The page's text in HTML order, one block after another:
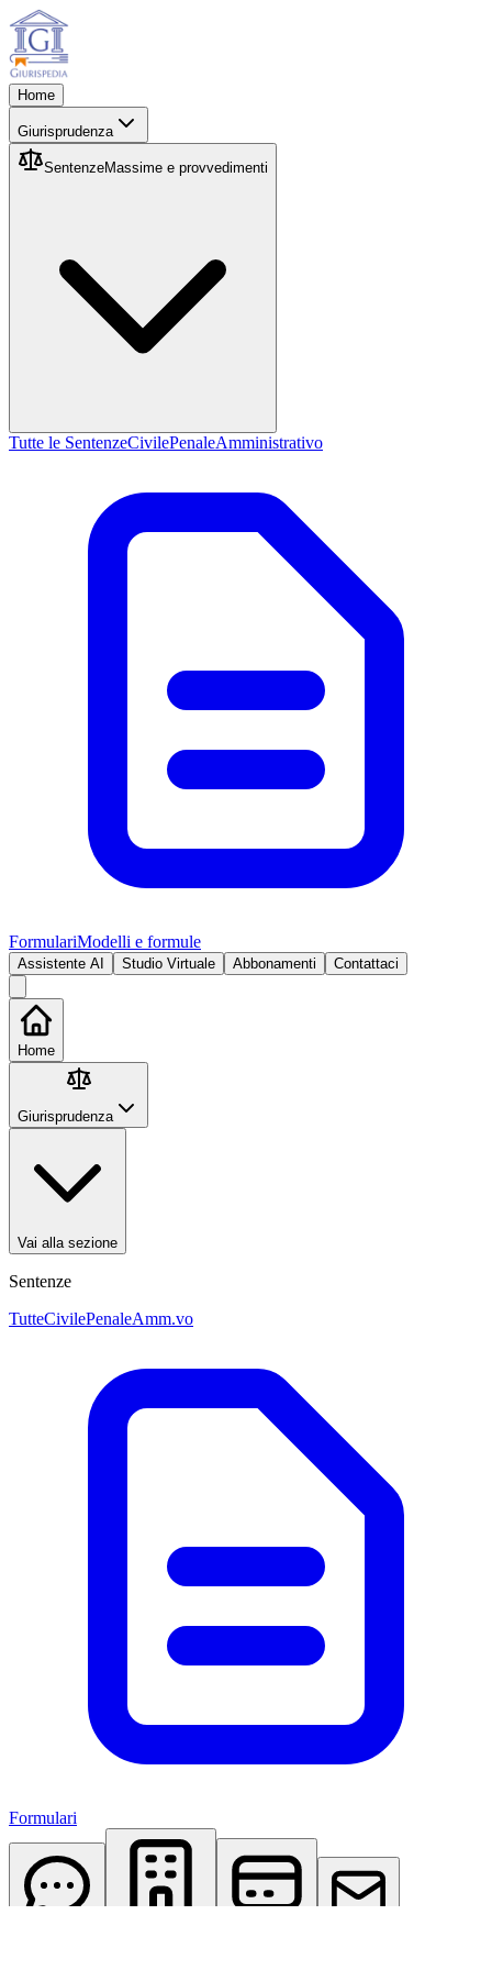
Home
Giurisprudenza
SentenzeMassime e provvedimenti
Tutte le SentenzeCivilePenaleAmministrativo
FormulariModelli e formule
Assistente AI Studio Virtuale Abbonamenti Contattaci
Home
Giurisprudenza
Vai alla sezione
Sentenze
TutteCivilePenaleAmm.vo
Formulari